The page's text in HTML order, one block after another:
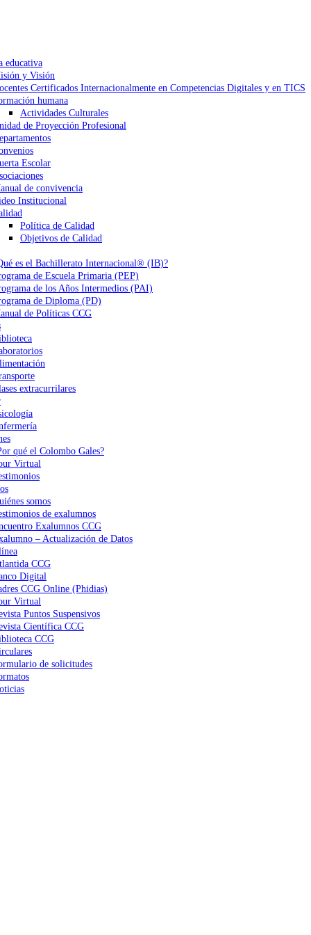
educativa
y Visión
Certificados Internacionalmente en Competencias Digitales y en TICS
humana
Actividades Culturales
de Proyección Profesional
Escolar
de convivencia
Institucional
Política de Calidad
Objetivos de Calidad
es el Bachillerato Internacional® (IB)?
de Escuela Primaria (PEP)
de los Años Intermedios (PAI)
de Diploma (PD)
de Políticas CCG
extracurrilares
qué el Colombo Gales?
Virtual
somos
de exalumnos
Exalumnos CCG
– Actualización de Datos
CCG
Digital
CCG Online (Phidias)
Virtual
Puntos Suspensivos
Científica CCG
CCG
de solicitudes